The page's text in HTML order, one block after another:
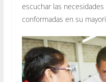
escuchar las
conformadas en su